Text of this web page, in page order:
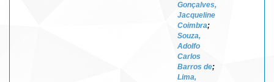
Gonçalves,
Jacqueline
Coimbra;
Souza,
Adolfo
Carlos
Barros de;
Lima,